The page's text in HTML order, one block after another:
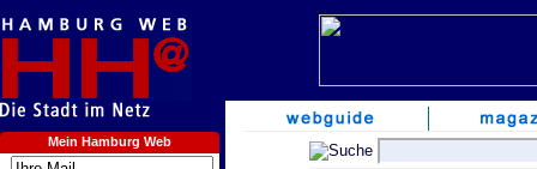
Mein Hamburg Web